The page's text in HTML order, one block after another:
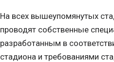
На всех вышеупомянутых
проводят собственные
разработанным в
стадиона и требованиями